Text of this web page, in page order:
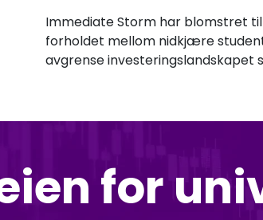
Immediate Storm har blomstret
forholdet mellom nidkjære
avgrense investeringslandskapet
for